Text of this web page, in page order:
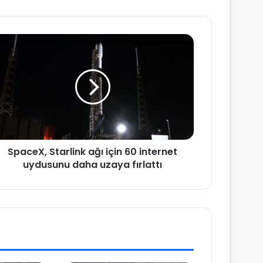
SpaceX, Starlink ağı için 60 internet
uydusunu daha uzaya fırlattı